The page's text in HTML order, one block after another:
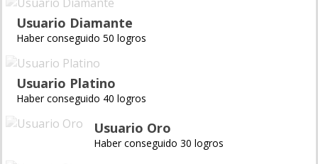
Usuario Diamante
Haber conseguido 50 logros
Usuario Platino
Haber conseguido 40 logros
Usuario Oro
Haber conseguido 30 logros